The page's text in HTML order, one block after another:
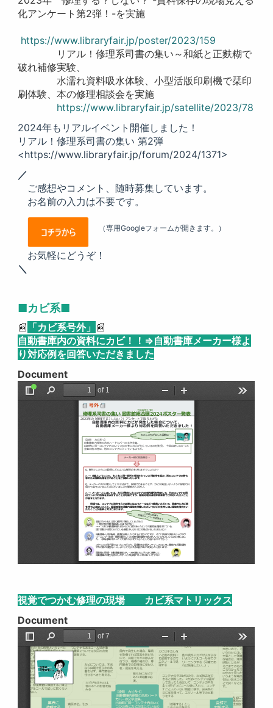
化アンケート第2弾！-を実施
https://www.libraryfair.jp/poster/2023/159
リアル！修理系司書の集い～和紙と正麩糊で
破れ補修実験、
水濡れ資料吸水体験、小型活版印刷機で栞印
刷体験、本の修理相談会を実施
https://www.libraryfair.jp/satellite/2023/78
2024年もリアルイベント開催しました！
リアル！修理系司書の集い 第2弾
<https://www.libraryfair.jp/forum/2024/1371>
／
ご感想やコメント、随時募集しています。
お名前の入力は不要です。
（専用Googleフォームが開きます。）
お気軽にどうぞ！
＼
■カビ系■
📰 「カビ系号外」 📰
自動書庫内の資料にカビ！！⇒自動書庫メーカー様よ
り対応例を回答いただきました
Document
視覚でつかむ修理の現場 カビ系マトリックス
Document